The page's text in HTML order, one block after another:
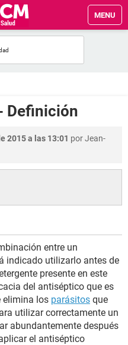
MENU
Definición
2015 a las 13:01 porJean-
entre un
indicado utilizarlo antes de
presente en este
del antiséptico que es
elimina los parásitos que
utilizar correctamente un
abundantemente después
el antiséptico